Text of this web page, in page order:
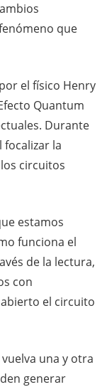
que
el físico Henry
Quantum
Durante
focalizar la
circuitos
estamos
funciona el
de la lectura,
con
el circuito
una y otra
generar